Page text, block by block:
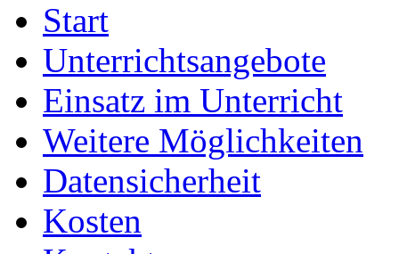
Start
Unterrichtsangebote
Einsatz im Unterricht
Weitere Möglichkeiten
Datensicherheit
Kosten